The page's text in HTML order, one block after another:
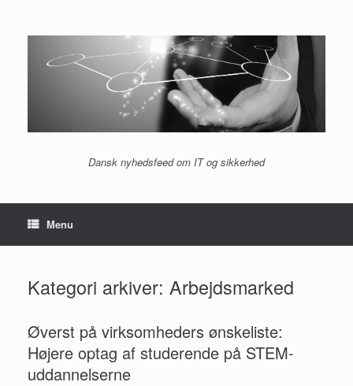
indhold
Dansk nyhedsfeed om IT og sikkerhed
Menu
Kategori arkiver: Arbejdsmarked
Øverst på virksomheders ønskeliste:
Højere optag af studerende på STEM-
uddannelserne